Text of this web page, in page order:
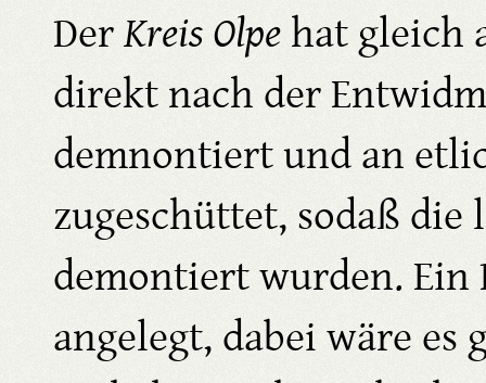
DerKreis Olpehat gleich
direkt nach der
demnontiert und an
zugeschüttet, sodaß die
demontiert wurden. Ein
angelegt, dabei wäre es